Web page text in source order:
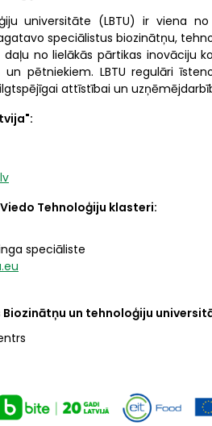
universitāte (LBTU) ir viena
speciālistus biozinātņu,
daļu no lielākās pārtikas inovāciju
pētniekiem. LBTU regulāri
attīstībai un
Tehnoloģiju klasteri:
speciāliste
un tehnoloģiju